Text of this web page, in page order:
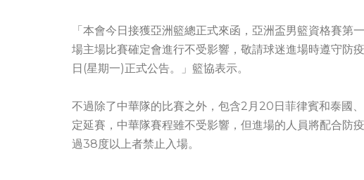
「本會今日接獲亞洲籃總正式來函，亞洲盃男籃資格賽
場主場比賽確定會進行不受影響，敬請球迷進場時遵守防
日(星期一)正式公告。」籃協表示。
不過除了中華隊的比賽之外，包含2月20日菲律賓和泰國
定延賽，中華隊賽程雖不受影響，但進場的人員將配合防
過38度以上者禁止入場。